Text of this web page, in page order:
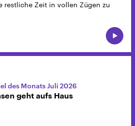
restliche Zeit in vollen Zügen zu
des Monats Juli 2026
geht aufs Haus